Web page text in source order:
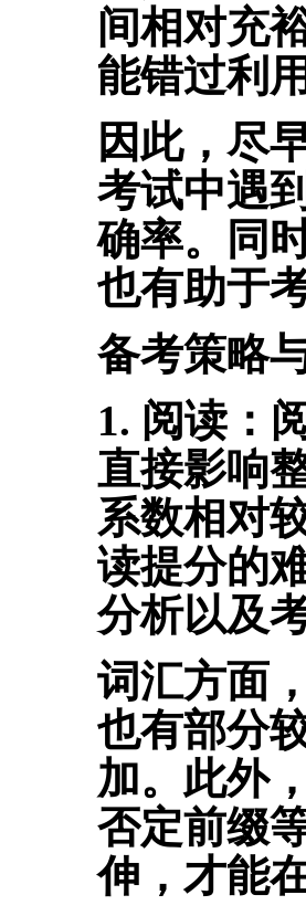
间相对充
能错过利
因此，尽
考试中遇
确率。
同
也有助于
备考策略
1. 阅读：
直接影响
系数相对
读提分的
分析以及
词汇方面
也有部分
加。此外，
否定前缀
伸，才能